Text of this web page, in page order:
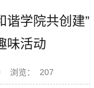
谐学院共创建”
味活动
浏览： 207